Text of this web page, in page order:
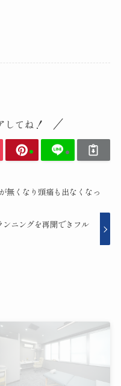
してね！
無くなり頭痛も出なくなっ
ニングを再開できフル